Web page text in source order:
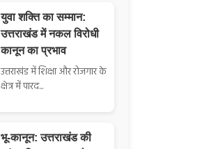
युवा शक्ति का सम्मान:
उत्तराखंड में नकल विरोधी
कानून का प्रभाव
उत्तराखंड में शिक्षा और रोजगार के
क्षेत्र में पारद...
भू-कानून: उत्तराखंड की